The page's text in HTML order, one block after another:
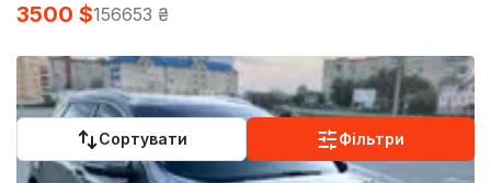
3500 $156653 ₴
Сортувати Фільтри